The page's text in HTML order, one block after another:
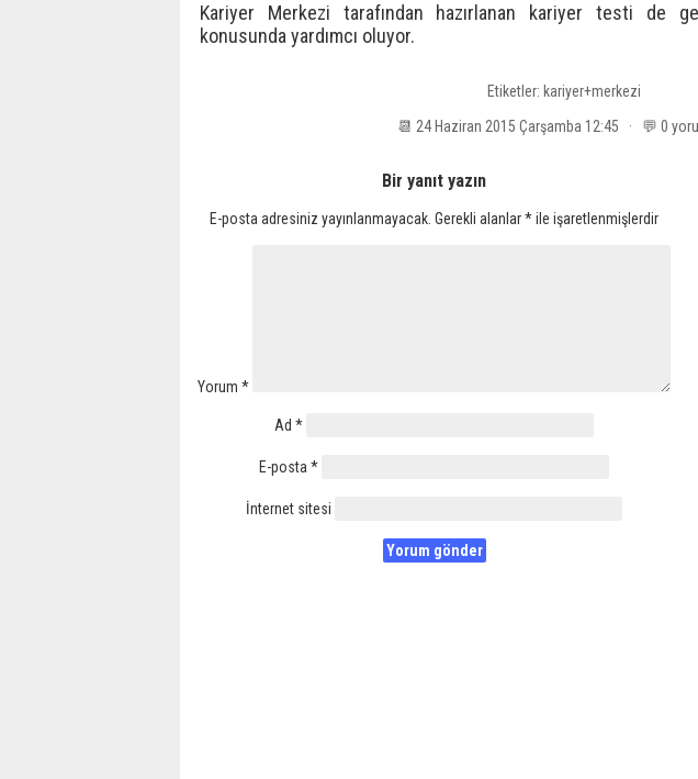
Kariyer Merkezi tarafından hazırlanan kariyer testi de
konusunda yardımcı oluyor.
Etiketler: kariyer+merkezi
📆 24 Haziran 2015 Çarşamba 12:45 · 💬 0
Bir yanıt yazın
E-posta adresiniz yayınlanmayacak. Gerekli alanlar*ile işaretlenmişlerdir
Yorum *
Ad *
E-posta *
İnternet sitesi